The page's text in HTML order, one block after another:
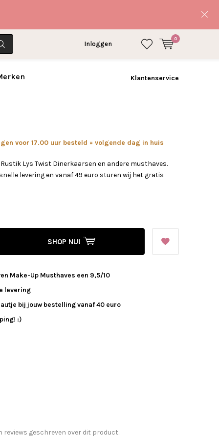
Inloggen
0
Klantenservice
voor 17.00 uur besteld = volgende dag in huis
Lys Twist Dinerkaarsen en andere musthaves.
levering en vanaf 49 euro sturen wij het gratis
SHOP NU!
Make-Up Musthaves een 9,5/10
levering
bij jouw bestelling vanaf 40 euro
:)
reviews geschreven over dit product.